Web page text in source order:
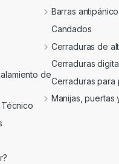
de
Barras
Candados
Cerraduras de
Cerraduras
Cerraduras para
Manijas, puertas